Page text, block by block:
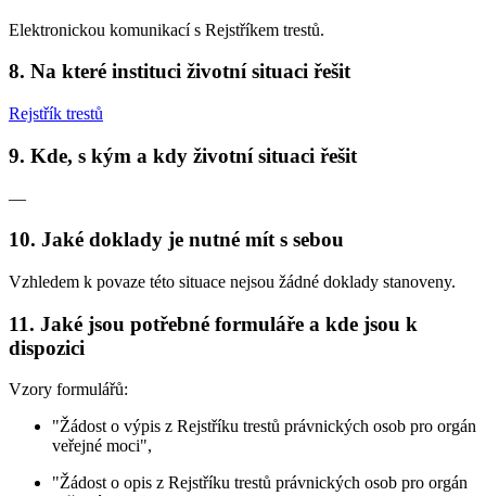
Elektronickou komunikací s Rejstříkem trestů.
8. Na které instituci životní situaci řešit
Rejstřík trestů
9. Kde, s kým a kdy životní situaci řešit
—
10. Jaké doklady je nutné mít s sebou
Vzhledem k povaze této situace nejsou žádné doklady stanoveny.
11. Jaké jsou potřebné formuláře a kde jsou k
dispozici
Vzory formulářů:
"Žádost o výpis z Rejstříku trestů právnických osob pro orgán
veřejné moci",
"Žádost o opis z Rejstříku trestů právnických osob pro orgán